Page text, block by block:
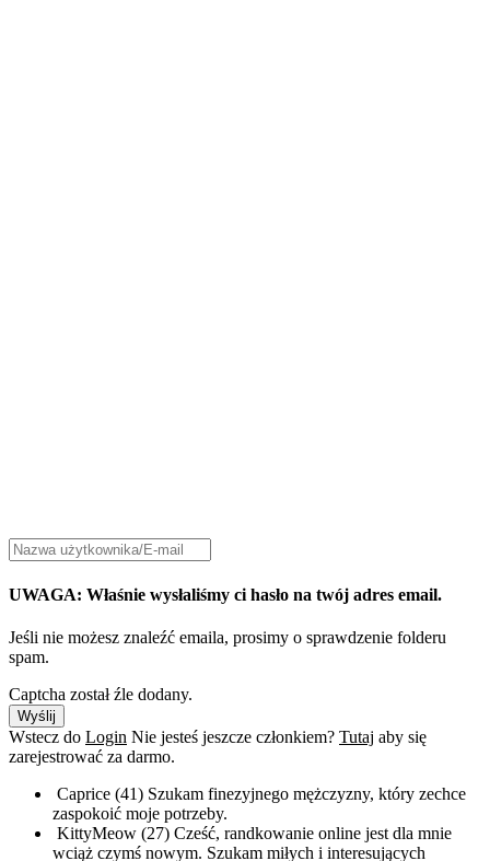
UWAGA: Właśnie wysłaliśmy ci hasło na twój adres email.
Jeśli nie możesz znaleźć emaila, prosimy o sprawdzenie folderu
spam.
Captcha został źle dodany.
Wyślij
Wstecz do Login Nie jesteś jeszcze członkiem? Tutaj aby się
zarejestrować za darmo.
Caprice (41) Szukam finezyjnego mężczyzny, który zechce
zaspokoić moje potrzeby.
KittyMeow (27) Cześć, randkowanie online jest dla mnie
wciąż czymś nowym. Szukam miłych i interesujących